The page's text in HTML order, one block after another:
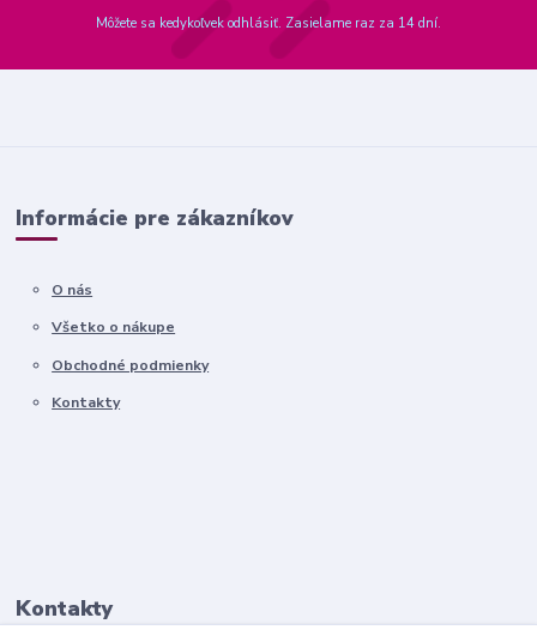
Môžete sa kedykoľvek odhlásiť. Zasielame raz za 14 dní.
Informácie pre zákazníkov
O nás
Všetko o nákupe
Obchodné podmienky
Kontakty
Kontakty